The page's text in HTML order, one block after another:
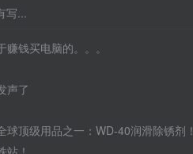
写...
钱买电脑的。。。
声了
球顶级用品之一：WD-40润滑除锈剂！
站！